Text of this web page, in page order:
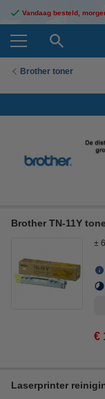
Vandaag besteld,
Brother toner
Brother TN-11Y
±
€
Laserprinter